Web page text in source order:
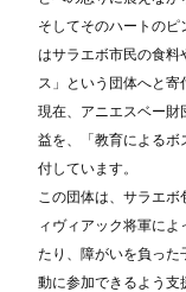
そしてそのハートの
はサラエボ市民の食
ス」という団体へと寄
現在、アニエスベー財
益を、「教育による
付しています。
この団体は、サラエ
ィヴィアック将軍に
たり、障がいを負っ
動に参加できるよう支